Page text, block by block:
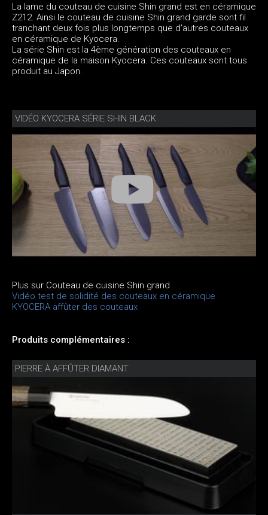
La lame du couteau de cuisine Shin grand est en céramique
Z212. Ainsi le couteau de cuisine Shin grand garde sont fil
tranchant deux fois plus longtemps que d’autres couteaux
en céramique de Kyocera.
La série Shin est la 4ème génération des couteaux en
céramique de la maison Kyocera. Ces couteaux sont tous
produit au Japon.
VIDÉO KYOCERA SÉRIE SHIN BLACK
Plus sur Couteau de cuisine Shin grand
Vidéo test de solidité des couteaux en céramique
KYOCERA affûter des couteaux
Produits complémentaires :
PIERRE À AFFÛTER DIAMANT